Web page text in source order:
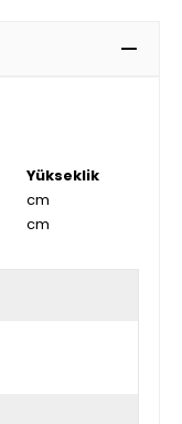
Yükseklik
cm
cm